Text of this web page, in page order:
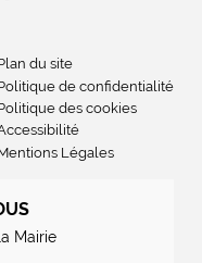
du site
de confidentialité
des cookies
Légales
Mairie